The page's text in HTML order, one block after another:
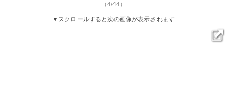
（4/44）
▼スクロールすると次の画像が表示されます